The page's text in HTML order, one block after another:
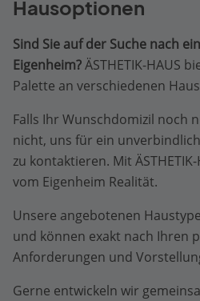
Hausoptionen
Sind Sie auf der Suche nach
Eigenheim?ÄSTHETIK-HAUS
Palette an verschiedenen
Falls Ihr Wunschdomizil noch
nicht, uns für ein
zu kontaktieren. Mit
vom Eigenheim Realität.
Unsere angebotenen
und können exakt nach Ihren
Anforderungen und
Gerne entwickeln wir